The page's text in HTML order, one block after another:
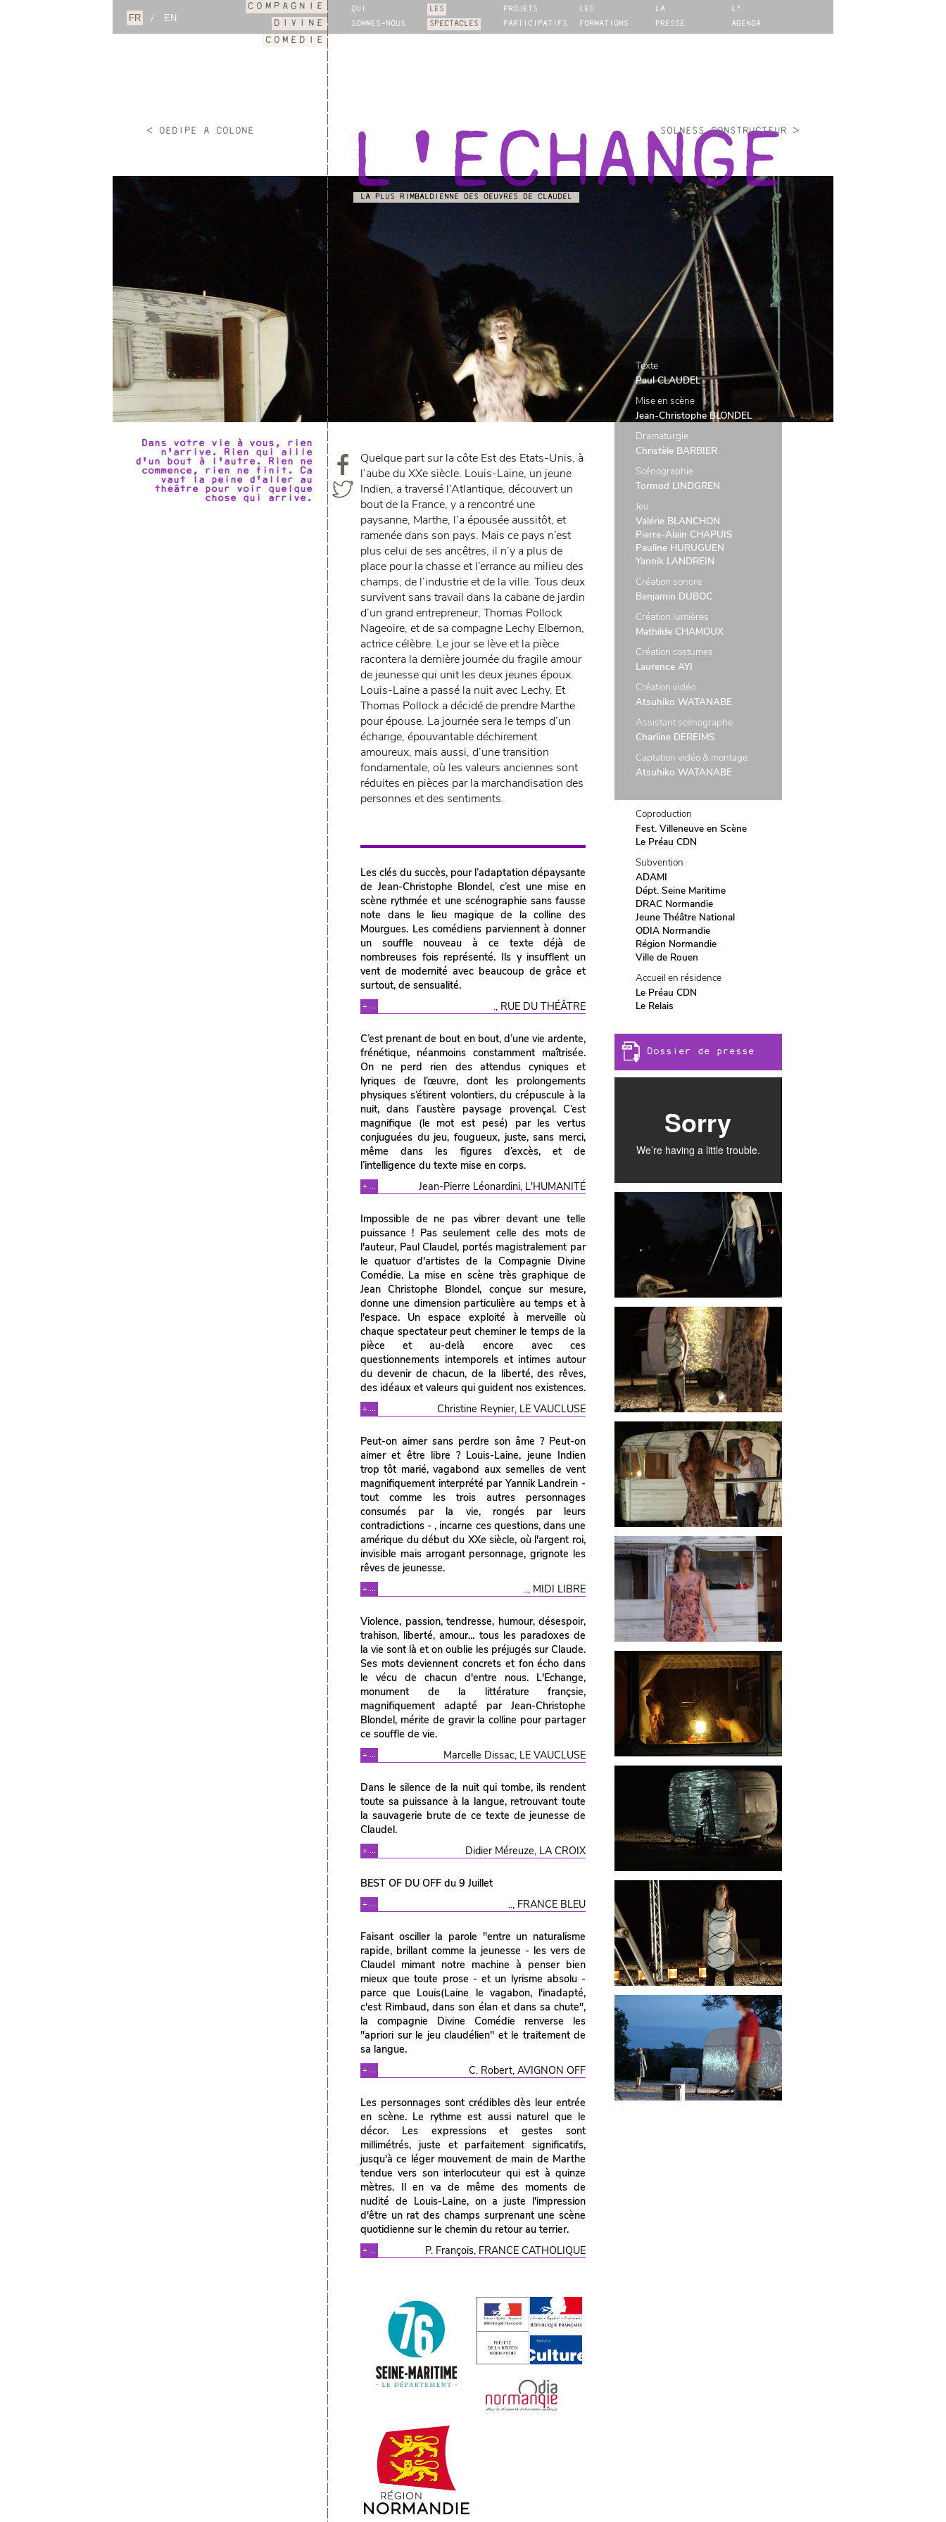
/
QUI
SOMMES-NOUS
LES
SPECTACLES
PROJETS
PARTICIPATIFS
LES
FORMATIONS
LA
PRESSE
L'
AGENDA
COMPAGNIE
DIVINE
COMEDIE
< OEDIPE A COLONE SOLNESS CONSTRUCTEUR >
L'ECHANGE
LA PLUS RIMBALDIENNE DES OEUVRES DE CLAUDEL
Dans votre vie à vous, rien
n'arrive. Rien qui aille
d'un bout à l'autre. Rien ne
commence, rien ne finit. Ca
vaut la peine d'aller au
théâtre pour voir quelque
chose qui arrive.
Quelque part sur la côte Est des Etats-Unis, à
l’aube du XXe siècle. Louis-Laine, un jeune
Indien, a traversé l’Atlantique, découvert un
bout de la France, y a rencontré une
paysanne, Marthe, l’a épousée aussitôt, et
ramenée dans son pays. Mais ce pays n’est
plus celui de ses ancêtres, il n’y a plus de
place pour la chasse et l’errance au milieu des
champs, de l’industrie et de la ville. Tous deux
survivent sans travail dans la cabane de jardin
d’un grand entrepreneur, Thomas Pollock
Nageoire, et de sa compagne Lechy Elbernon,
actrice célèbre. Le jour se lève et la pièce
racontera la dernière journée du fragile amour
de jeunesse qui unit les deux jeunes époux.
Louis-Laine a passé la nuit avec Lechy. Et
Thomas Pollock a décidé de prendre Marthe
pour épouse. La journée sera le temps d’un
échange, épouvantable déchirement
amoureux, mais aussi, d’une transition
fondamentale, où les valeurs anciennes sont
réduites en pièces par la marchandisation des
personnes et des sentiments.
Les clés du succès, pour l’adaptation dépaysante
de Jean-Christophe Blondel, c’est une mise en
scène rythmée et une scénographie sans fausse
note dans le lieu magique de la colline des
Mourgues. Les comédiens parviennent à donner
un souffle nouveau à ce texte déjà de
nombreuses fois représenté. Ils y insufflent un
vent de modernité avec beaucoup de grâce et
surtout, de sensualité.
+ ... ., RUE DU THÉÂTRE
C’est prenant de bout en bout, d’une vie ardente,
frénétique, néanmoins constamment maîtrisée.
On ne perd rien des attendus cyniques et
lyriques de l’œuvre, dont les prolongements
physiques s’étirent volontiers, du crépuscule à la
nuit, dans l’austère paysage provençal. C’est
magnifique (le mot est pesé) par les vertus
conjuguées du jeu, fougueux, juste, sans merci,
même dans les figures d’excès, et de
l’intelligence du texte mise en corps.
+ ... Jean-Pierre Léonardini, L'HUMANITÉ
Impossible de ne pas vibrer devant une telle
puissance ! Pas seulement celle des mots de
l'auteur, Paul Claudel, portés magistralement par
le quatuor d'artistes de la Compagnie Divine
Comédie. La mise en scène très graphique de
Jean Christophe Blondel, conçue sur mesure,
donne une dimension particulière au temps et à
l'espace. Un espace exploité à merveille où
chaque spectateur peut cheminer le temps de la
pièce et au-delà encore avec ces
questionnements intemporels et intimes autour
du devenir de chacun, de la liberté, des rêves,
des idéaux et valeurs qui guident nos existences.
+ ... Christine Reynier, LE VAUCLUSE
Peut-on aimer sans perdre son âme ? Peut-on
aimer et être libre ? Louis-Laine, jeune Indien
trop tôt marié, vagabond aux semelles de vent
magnifiquement interprété par Yannik Landrein -
tout comme les trois autres personnages
consumés par la vie, rongés par leurs
contradictions - , incarne ces questions, dans une
amérique du début du XXe siècle, où l'argent roi,
invisible mais arrogant personnage, grignote les
rêves de jeunesse.
+ ... .., MIDI LIBRE
Violence, passion, tendresse, humour, désespoir,
trahison, liberté, amour... tous les paradoxes de
la vie sont là et on oublie les préjugés sur Claude.
Ses mots deviennent concrets et fon écho dans
le vécu de chacun d'entre nous. L'Echange,
monument de la littérature françsie,
magnifiquement adapté par Jean-Christophe
Blondel, mérite de gravir la colline pour partager
ce souffle de vie.
+ ... Marcelle Dissac, LE VAUCLUSE
Dans le silence de la nuit qui tombe, ils rendent
toute sa puissance à la langue, retrouvant toute
la sauvagerie brute de ce texte de jeunesse de
Claudel.
+ ... Didier Méreuze, LA CROIX
BEST OF DU OFF du 9 Juillet
+ ... .., FRANCE BLEU
Faisant osciller la parole "entre un naturalisme
rapide, brillant comme la jeunesse - les vers de
Claudel mimant notre machine à penser bien
mieux que toute prose - et un lyrisme absolu -
parce que Louis(Laine le vagabon, l'inadapté,
c'est Rimbaud, dans son élan et dans sa chute",
la compagnie Divine Comédie renverse les
"apriori sur le jeu claudélien" et le traitement de
sa langue.
+ ... C. Robert, AVIGNON OFF
Les personnages sont crédibles dès leur entrée
en scène. Le rythme est aussi naturel que le
décor. Les expressions et gestes sont
millimétrés, juste et parfaitement significatifs,
jusqu'à ce léger mouvement de main de Marthe
tendue vers son interlocuteur qui est à quinze
mètres. Il en va de même des moments de
nudité de Louis-Laine, on a juste l'impression
d'être un rat des champs surprenant une scène
quotidienne sur le chemin du retour au terrier.
+ ... P. François, FRANCE CATHOLIQUE
Texte
Paul CLAUDEL
Mise en scène
Jean-Christophe BLONDEL
Dramaturgie
Christèle BARBIER
Scénographie
Tormod LINDGREN
Jeu
Valérie BLANCHON
Pierre-Alain CHAPUIS
Pauline HURUGUEN
Yannik LANDREIN
Création sonore
Benjamin DUBOC
Création lumières
Mathilde CHAMOUX
Création costumes
Laurence AYI
Création vidéo
Atsuhiko WATANABE
Assistant scénographe
Charline DEREIMS
Captation vidéo & montage
Atsuhiko WATANABE
Coproduction
Fest. Villeneuve en Scène
Le Préau CDN
Subvention
ADAMI
Dépt. Seine Maritime
DRAC Normandie
Jeune Théâtre National
ODIA Normandie
Région Normandie
Ville de Rouen
Accueil en résidence
Le Préau CDN
Le Relais
Dossier de presse